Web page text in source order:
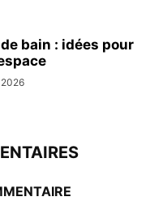
bain : idées pour